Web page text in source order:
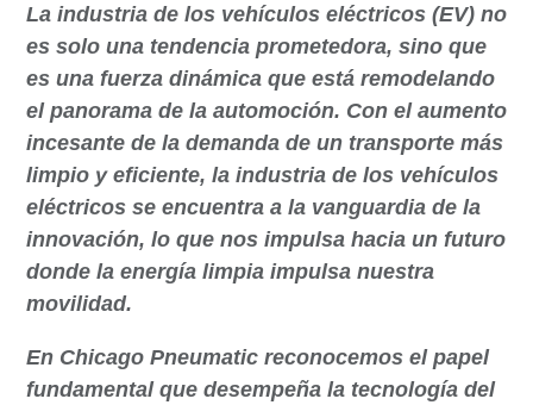
La industria de los vehículos eléctricos (EV) no
es solo una tendencia prometedora, sino que
es una fuerza dinámica que está remodelando
el panorama de la automoción. Con el aumento
incesante de la demanda de un transporte más
limpio y eficiente, la industria de los vehículos
eléctricos se encuentra a la vanguardia de la
innovación, lo que nos impulsa hacia un futuro
donde la energía limpia impulsa nuestra
movilidad.
En Chicago Pneumatic reconocemos el papel
fundamental que desempeña la tecnología del